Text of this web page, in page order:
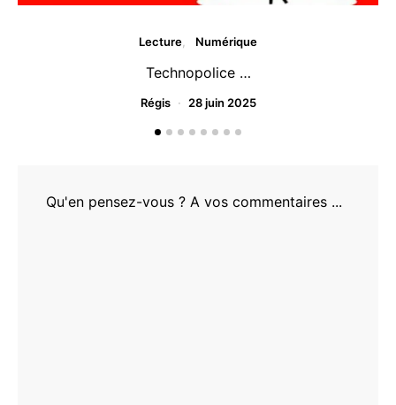
Lecture Numérique
Technopolice …
Régis 28 juin 2025
Qu'en pensez-vous ? A vos commentaires ...